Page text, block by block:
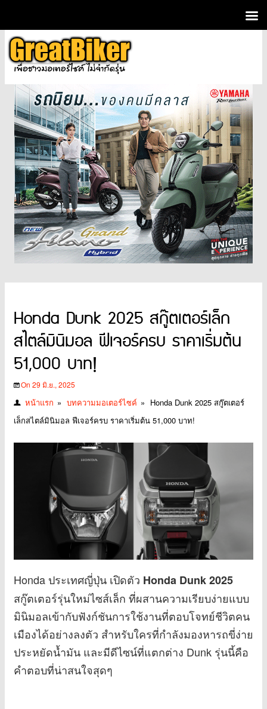
Honda Dunk 2025 สกู๊ตเตอร์เล็ก
สไตล์มินิมอล ฟีเจอร์ครบ ราคาเริ่มต้น
51,000 บาท!
On 29 มิ.ย., 2025
หน้าแรก » บทความมอเตอร์ไซค์ » Honda Dunk 2025 สกู๊ตเตอร์
เล็กสไตล์มินิมอล ฟีเจอร์ครบ ราคาเริ่มต้น 51,000 บาท!
Honda ประเทศญี่ปุ่น เปิดตัว Honda Dunk 2025
สกู๊ตเตอร์รุ่นใหม่ไซส์เล็ก ที่ผสานความเรียบง่ายแบบ
มินิมอลเข้ากับฟังก์ชันการใช้งานที่ตอบโจทย์ชีวิตคน
เมืองได้อย่างลงตัว สำหรับใครที่กำลังมองหารถขี่ง่าย
ประหยัดน้ำมัน และมีดีไซน์ที่แตกต่าง Dunk รุ่นนี้คือ
คำตอบที่น่าสนใจสุดๆ